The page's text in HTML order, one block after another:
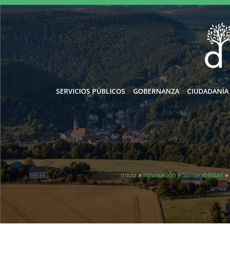
al
contenido
SERVICIOS PÚBLICOS GOBERNANZA CIUDADANÍA
Inicio Innovación y Sostenibilidad